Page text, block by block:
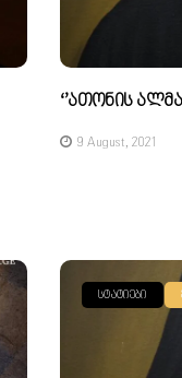
‘’ათონის
9 August, 2021
ᲡᲢᲐᲢᲘᲔᲑᲘ